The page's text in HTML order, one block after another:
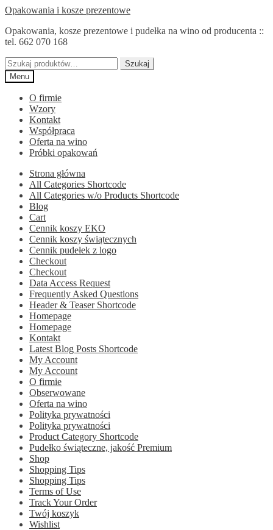
Przejdź
nawigacji
Przejdź
treści
Opakowania i kosze prezentowe
Opakowania, kosze prezentowe i pudełka na wino od producenta ::
tel. 662 070 168
Szukaj:
Szukaj
Menu
O firmie
Wzory
Kontakt
Współpraca
Oferta na wino
Próbki opakowań
Strona główna
All Categories Shortcode
All Categories w/o Products Shortcode
Blog
Cart
Cennik koszy EKO
Cennik koszy świątecznych
Cennik pudełek z logo
Checkout
Checkout
Data Access Request
Frequently Asked Questions
Header & Teaser Shortcode
Homepage
Homepage
Kontakt
Latest Blog Posts Shortcode
My Account
My Account
O firmie
Obserwowane
Oferta na wino
Polityka prywatności
Polityka prywatności
Product Category Shortcode
Pudełko świąteczne, jakość Premium
Shop
Shopping Tips
Shopping Tips
Terms of Use
Track Your Order
Twój koszyk
Wishlist